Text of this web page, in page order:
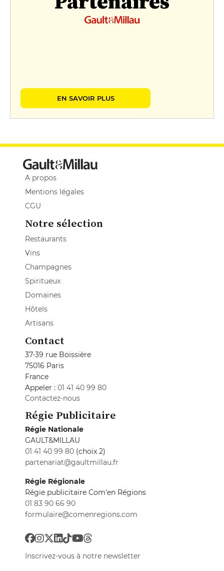
EN SAVOIR PLUS
A propos
Mentions légales
CGU
Notre sélection
Restaurants
Vins
Champagnes
Spiritueux
Domaines
Hôtels
Artisans
Contact
37-39 rue Boissière
75016 Paris
France
Appeler : 01 41 40 99 80
Contactez-nous
Régie Publicitaire
Régie Nationale
GAULT&MILLAU
01 41 40 99 80 (choix 2)
partenariat@gaultmillau.fr
Régie Régionale
Régie publicitaire Com'en Régions
01 83 90 66 90
formulaire@comenregions.com
Inscrivez-vous à notre newsletter